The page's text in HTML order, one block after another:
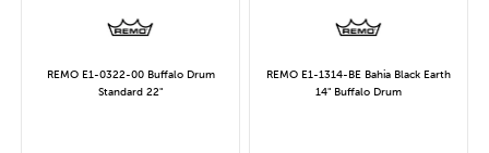
REMO E1-0322-00 Buffalo Drum
Standard 22"
REMO E1-1314-BE Bahia Black Earth
14" Buffalo Drum